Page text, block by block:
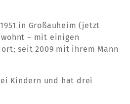
in Großauheim (jetzt
– mit einigen
seit 2009 mit ihrem Mann
Kindern und hat drei